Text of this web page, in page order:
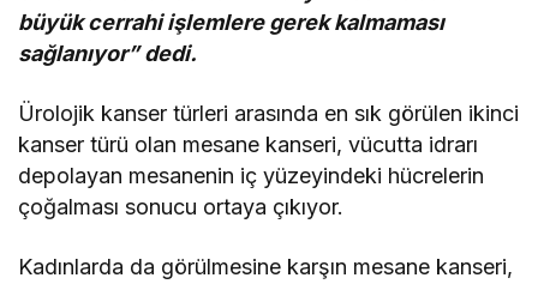
büyük cerrahi işlemlere gerek kalmaması
sağlanıyor” dedi.
Ürolojik kanser türleri arasında en sık görülen ikinci
kanser türü olan mesane kanseri, vücutta idrarı
depolayan mesanenin iç yüzeyindeki hücrelerin
çoğalması sonucu ortaya çıkıyor.
Kadınlarda da görülmesine karşın mesane kanseri,